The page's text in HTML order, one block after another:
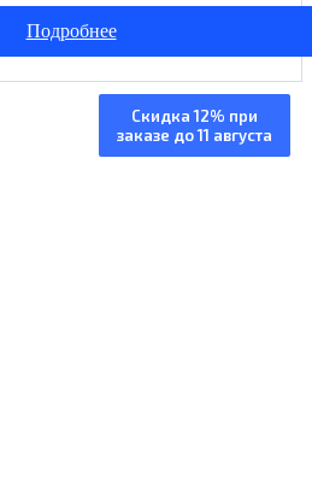
Подробнее
Скидка 12% при
заказе до 11 августа